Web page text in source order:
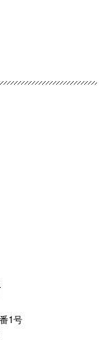
1号